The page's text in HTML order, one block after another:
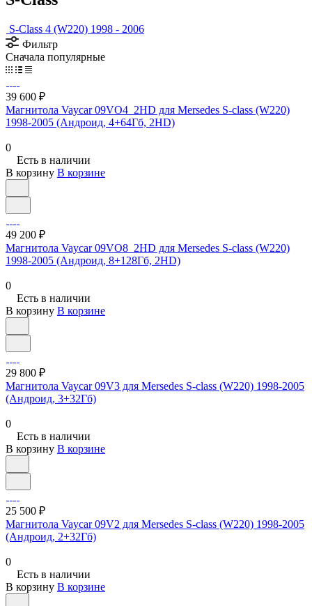
S-Class 4 (W220) 1998 - 2006
Фильтр
Сначала популярные
39 600 ₽
Магнитола Vaycar 09VO4_2HD для Mersedes S-class (W220)
1998-2005 (Андроид, 4+64Гб, 2HD)
0
Есть в наличии
В корзину В корзине
49 200 ₽
Магнитола Vaycar 09VO8_2HD для Mersedes S-class (W220)
1998-2005 (Андроид, 8+128Гб, 2HD)
0
Есть в наличии
В корзину В корзине
29 800 ₽
Магнитола Vaycar 09V3 для Mersedes S-class (W220) 1998-2005
(Андроид, 3+32Гб)
0
Есть в наличии
В корзину В корзине
25 500 ₽
Магнитола Vaycar 09V2 для Mersedes S-class (W220) 1998-2005
(Андроид, 2+32Гб)
0
Есть в наличии
В корзину В корзине